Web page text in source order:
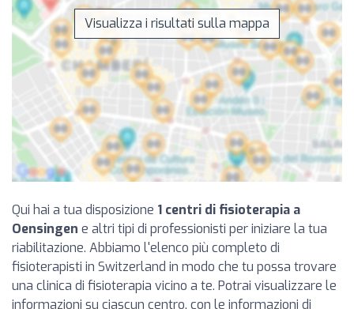
Visualizza i risultati sulla mappa
Qui hai a tua disposizione 1 centri di fisioterapia a
Oensingen e altri tipi di professionisti per iniziare la tua
riabilitazione. Abbiamo l'elenco più completo di
fisioterapisti in Switzerland in modo che tu possa trovare
una clinica di fisioterapia vicino a te. Potrai visualizzare le
informazioni su ciascun centro, con le informazioni di